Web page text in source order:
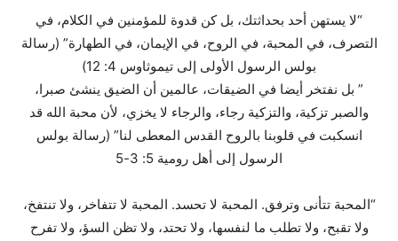
“لا يستهن أحد بحداثتك، بل كن قدوة للمؤمنين في الكلام، في
التصرف، في المحبة، في الروح، في الإيمان، في الطهارة” (رسالة
بولس الرسول الأولى إلى تيموثاوس 4: 12)
” بل نفتخر أيضا في الضيقات، عالمين أن الضيق ينشئ صبرا،
والصبر تزكية، والتزكية رجاء، والرجاء لا يخزي، لأن محبة الله قد
انسكبت في قلوبنا بالروح القدس المعطى لنا” (رسالة بولس
الرسول إلى أهل رومية 5: 3-5
“المحبة تتأنى وترفق. المحبة لا تحسد. المحبة لا تتفاخر، ولا تنتفخ،
ولا تقبح، ولا تطلب ما لنفسها، ولا تحتد، ولا تظن السؤ، ولا تفرح